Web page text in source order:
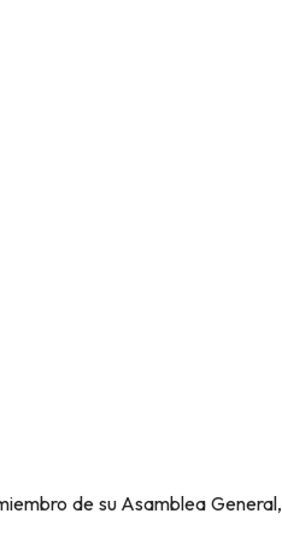
de su Asamblea General,